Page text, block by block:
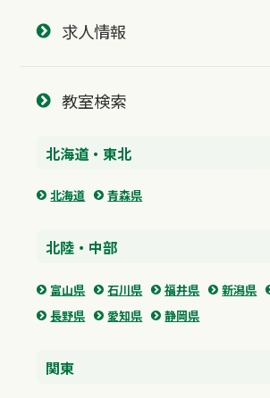
求人情報
教室検索
北海道・東北
北海道 青森県
北陸・中部
富山県 石川県 福井県 新潟県
長野県
愛知県 静岡県
関東